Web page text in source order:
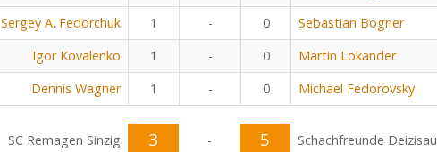
Sergey A. Fedorchuk 1 - 0 Sebastian Bogner
Igor Kovalenko 1 - 0 Martin Lokander
Dennis Wagner 1 - 0 Michael Fedorovsky
SC Remagen Sinzig 3 - 5
Schachfreunde Deizisau